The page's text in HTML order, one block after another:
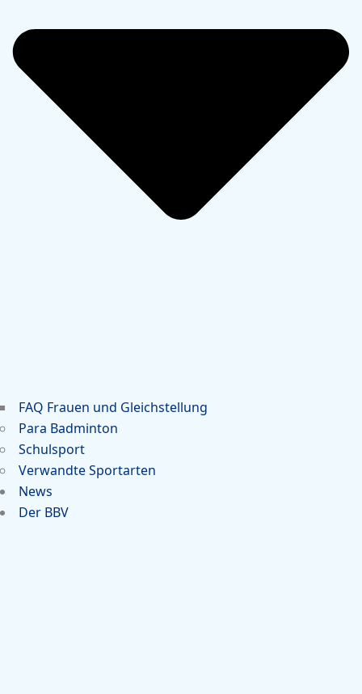
FAQ Frauen und Gleichstellung
Para Badminton
Schulsport
Verwandte Sportarten
News
Der BBV